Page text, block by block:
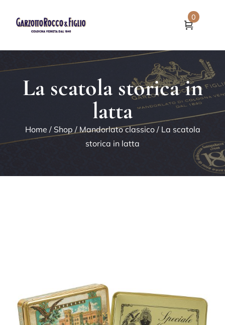
0
La scatola storica in
latta
Home / Shop /Mandorlato classico/ La scatola
storica in latta